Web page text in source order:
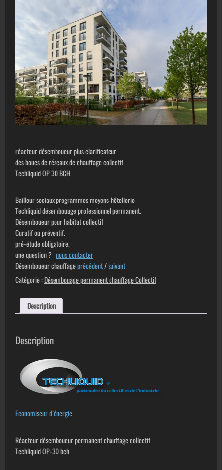
réacteur désemboueur plus clarificateur
des boues de réseaux dechauffage collectif
Techliquid OP 30 BCH
Bailleur sociaux programmes moyens-hôtellerie
Techliquid désembouage professionnel permanent.
Désemboueur pour habitat collectif
Curatif ou préventif.
pré-étude obligatoire.
une question ? nous contacter
Désemboueur chauffageprécédent/suivant
Catégorie :Désembouage permanent chauffage Collectif
Description
Description
Economiseur d’énergie
Réacteur désemboueur permanent chauffage collectif
Techliquid OP-30 bch